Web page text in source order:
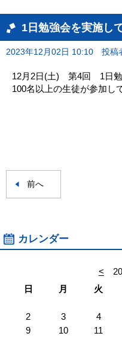
1日勉強会を実施し
2023年12月02日 10:10 投稿
12月2日(土) 第4回 1日勉
100名以上の生徒が参加し
前へ
カレンダー
<
日
月 火
2
3 4
9
10 11